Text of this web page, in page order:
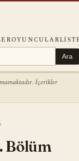
OYUNCULAR
Ara
İçerikler
Bölüm